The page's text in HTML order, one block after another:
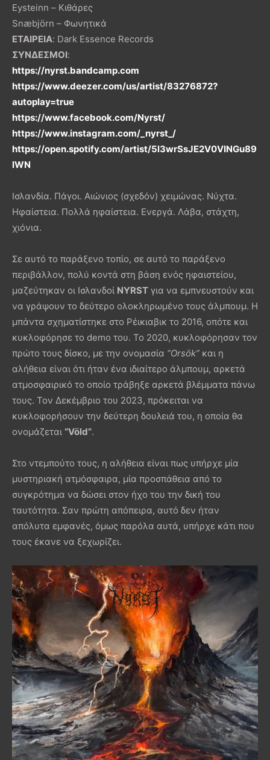
Eysteinn – Κιθάρες
Snæbjörn – Φωνητικά
ΕΤΑΙΡΕΙΑ: Dark Essence Records
ΣΥΝΔΕΣΜΟΙ:
https://nyrst.bandcamp.com
https://www.deezer.com/us/artist/83276872?
autoplay=true
https://www.facebook.com/Nyrst/
https://www.instagram.com/_nyrst_/
https://open.spotify.com/artist/5l3wrSsJE2V0VINGu89
lWN
Ισλανδία. Πάγοι. Αιώνιος (σχεδόν) χειμώνας. Νύχτα.
Ηφαίστεια. Πολλά ηφαίστεια. Ενεργά. Λάβα, στάχτη,
χιόνια.
Σε αυτό το παράξενο τοπίο, σε αυτό το παράξενο
περιβάλλον, πολύ κοντά στη βάση ενός ηφαιστείου,
μαζεύτηκαν οι Ισλανδοί NYRST για να εμπνευστούν και
να γράψουν το δεύτερο ολοκληρωμένο τους άλμπουμ. Η
μπάντα σχηματίστηκε στο Ρέικιαβικ το 2016, οπότε και
κυκλοφόρησε το demo του. Το 2020, κυκλοφόρησαν τον
πρώτο τους δίσκο, με την ονομασία “Orsök” και η
αλήθεια είναι ότι ήταν ένα ιδιαίτερο άλμπουμ, αρκετά
ατμοσφαιρικό το οποίο τράβηξε αρκετά βλέμματα πάνω
τους. Τον Δεκέμβριο του 2023, πρόκειται να
κυκλοφορήσουν την δεύτερη δουλειά του, η οποία θα
ονομάζεται “Völd”.
Στο ντεμπούτο τους, η αλήθεια είναι πως υπήρχε μία
μυστηριακή ατμόσφαιρα, μία προσπάθεια από το
συγκρότημα να δώσει στον ήχο του την δική του
ταυτότητα. Σαν πρώτη απόπειρα, αυτό δεν ήταν
απόλυτα εμφανές, όμως παρόλα αυτά, υπήρχε κάτι που
τους έκανε να ξεχωρίζει.